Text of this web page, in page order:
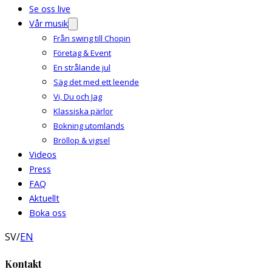
Se oss live
Vår musik
Från swing till Chopin
Företag & Event
En strålande jul
Säg det med ett leende
Vi, Du och Jag
Klassiska pärlor
Bokning utomlands
Bröllop & vigsel
Videos
Press
FAQ
Aktuellt
Boka oss
SV/EN
Kontakt